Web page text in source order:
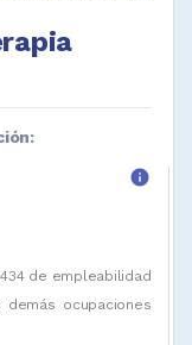
info
de empleabilidad
ocupaciones